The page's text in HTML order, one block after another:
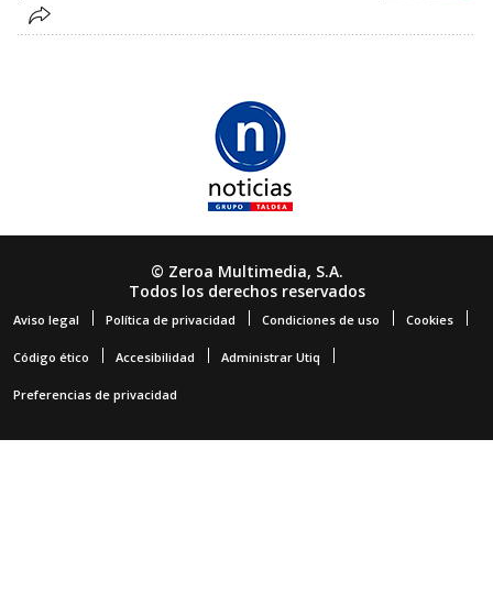
© Zeroa Multimedia, S.A.
Todos los derechos reservados
Aviso legal Política de privacidad Condiciones de uso Cookies
Código ético Accesibilidad Administrar Utiq
Preferencias de privacidad